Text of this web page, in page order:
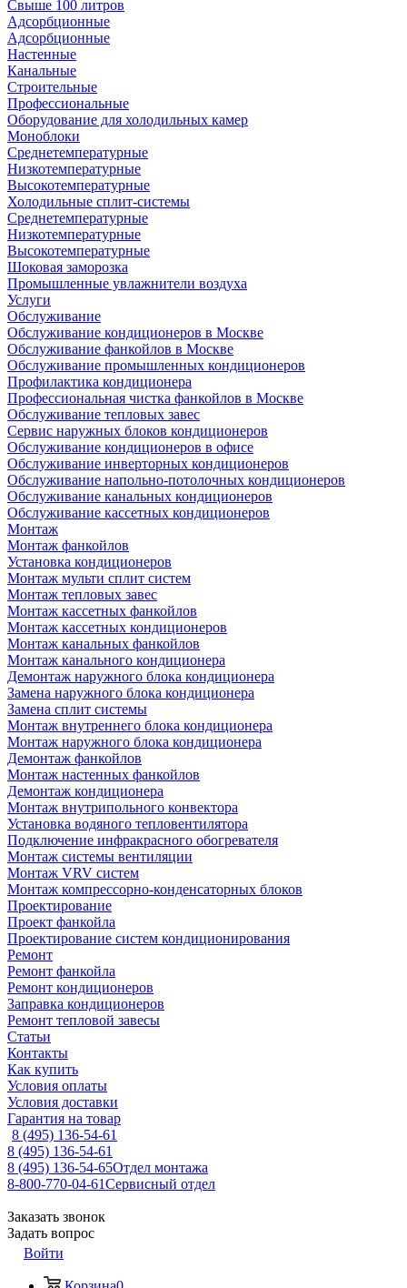
Свыше 100 литров
Адсорбционные
Адсорбционные
Настенные
Канальные
Строительные
Профессиональные
Оборудование для холодильных камер
Моноблоки
Среднетемпературные
Низкотемпературные
Высокотемпературные
Холодильные сплит-системы
Среднетемпературные
Низкотемпературные
Высокотемпературные
Шоковая заморозка
Промышленные увлажнители воздуха
Услуги
Обслуживание
Обслуживание кондиционеров в Москве
Обслуживание фанкойлов в Москве
Обслуживание промышленных кондиционеров
Профилактика кондиционера
Профессиональная чистка фанкойлов в Москве
Обслуживание тепловых завес
Сервис наружных блоков кондиционеров
Обслуживание кондиционеров в офисе
Обслуживание инверторных кондиционеров
Обслуживание напольно-потолочных кондиционеров
Обслуживание канальных кондиционеров
Обслуживание кассетных кондиционеров
Монтаж
Монтаж фанкойлов
Установка кондиционеров
Монтаж мульти сплит систем
Монтаж тепловых завес
Монтаж кассетных фанкойлов
Монтаж кассетных кондиционеров
Монтаж канальных фанкойлов
Монтаж канального кондиционера
Демонтаж наружного блока кондиционера
Замена наружного блока кондиционера
Замена сплит системы
Монтаж внутреннего блока кондиционера
Монтаж наружного блока кондиционера
Демонтаж фанкойлов
Монтаж настенных фанкойлов
Демонтаж кондиционера
Монтаж внутрипольного конвектора
Установка водяного тепловентилятора
Подключение инфракрасного обогревателя
Монтаж системы вентиляции
Монтаж VRV систем
Монтаж компрессорно-конденсаторных блоков
Проектирование
Проект фанкойла
Проектирование систем кондиционирования
Ремонт
Ремонт фанкойла
Ремонт кондиционеров
Заправка кондиционеров
Ремонт тепловой завесы
Статьи
Контакты
Как купить
Условия оплаты
Условия доставки
Гарантия на товар
8 (495) 136-54-61
8 (495) 136-54-61
8 (495) 136-54-65Отдел монтажа
8-800-770-04-61Сервисный отдел
Заказать звонок
Задать вопрос
Войти